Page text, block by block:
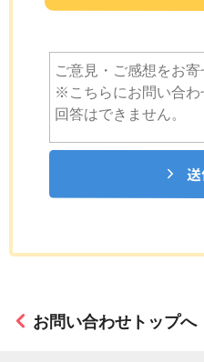
お問い合わせトップへ